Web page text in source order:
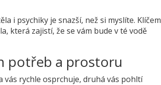
i psychiky je snazší, než si myslíte. Klíčem
která zajistí, že se vám bude v té vodě
potřeb a prostoru
vás rychle osprchuje, druhá vás pohltí